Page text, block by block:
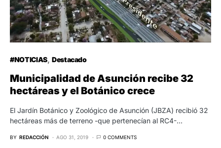
#NOTICIAS Destacado
Municipalidad de Asunción recibe 32
hectáreas y el Botánico crece
El Jardín Botánico y Zoológico de Asunción (JBZA) recibió 32
hectáreas más de terreno -que pertenecían al RC4-…
BY REDACCIÓN AGO 31, 2019 0 COMMENTS